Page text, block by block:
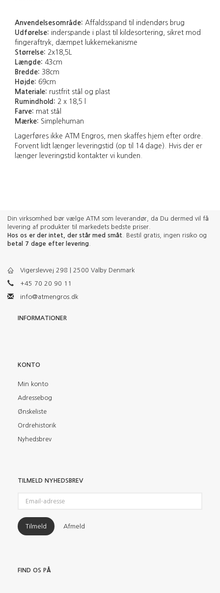
Anvendelsesområde: Affaldsspand til indendørs brug
Udførelse: inderspande i plast til kildesortering, sikret mod
fingeraftryk, dæmpet lukkemekanisme
Størrelse: 2x18,5L
Længde: 43cm
Bredde: 38cm
Højde: 69cm
Materiale: rustfrit stål og plast
Rumindhold: 2 x 18,5 l
Farve: mat stål
Mærke: Simplehuman
Lagerføres ikke ATM Engros, men skaffes hjem efter ordre.
Forvent lidt længer leveringstid (op til 14 dage). Hvis der er
længer leveringstid kontakter vi kunden.
Din virksomhed bør vælge ATM som leverandør, da Du dermed vil få
levering af produkter til markedets bedste priser.
Hos os er der intet, der står med småt . Bestil gratis, ingen risiko og
betal 7 dage efter levering
Vigerslevvej 298 | 2500 Valby Denmark
+45 70 20 90 11
info@atmengros.dk
INFORMATIONER
KONTO
Min konto
Adressebog
Ønskeliste
Ordrehistorik
Nyhedsbrev
TILMELD NYHEDSBREV
adresse
Tilmeld Afmeld
FIND OS PÅ